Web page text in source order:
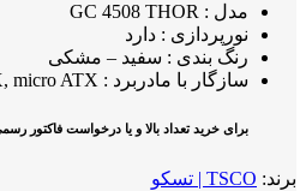
مدل : GC 4508 THOR
نورپردازی : دارد
رنگ بندی : سفید – مشکی
سازگار با مادربرد : ATX, micro ATX
برای خرید تعداد بالا و یا درخواست فاکتور
برند: TSCO | تسکو